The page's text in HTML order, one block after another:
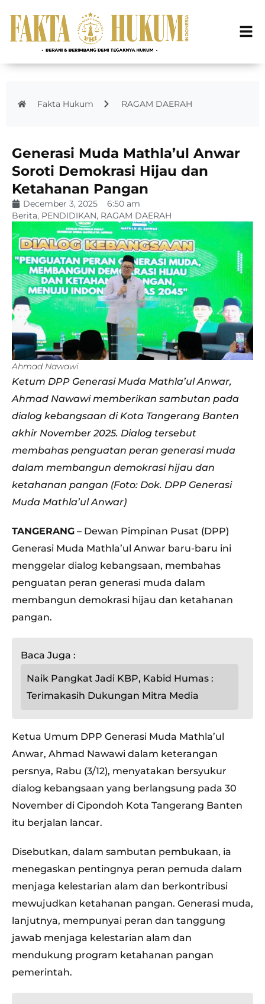
Fakta Hukum RAGAM DAERAH
Generasi Muda Mathla’ul Anwar
Soroti Demokrasi Hijau dan
Ketahanan Pangan
December 3, 2025
6:50 am
Berita, PENDIDIKAN, RAGAM DAERAH
Ahmad Nawawi
Ketum DPP Generasi Muda Mathla’ul Anwar,
Ahmad Nawawi memberikan sambutan pada
dialog kebangsaan di Kota Tangerang Banten
akhir November 2025. Dialog tersebut
membahas penguatan peran generasi muda
dalam membangun demokrasi hijau dan
ketahanan pangan (Foto: Dok. DPP Generasi
Muda Mathla’ul Anwar)
TANGERANG – Dewan Pimpinan Pusat (DPP)
Generasi Muda Mathla’ul Anwar baru-baru ini
menggelar dialog kebangsaan, membahas
penguatan peran generasi muda dalam
membangun demokrasi hijau dan ketahanan
pangan.
Baca Juga :
Naik Pangkat Jadi KBP, Kabid Humas :
Terimakasih Dukungan Mitra Media
Ketua Umum DPP Generasi Muda Mathla’ul
Anwar, Ahmad Nawawi dalam keterangan
persnya, Rabu (3/12), menyatakan bersyukur
dialog kebangsaan yang berlangsung pada 30
November di Cipondoh Kota Tangerang Banten
itu berjalan lancar.
Disebutkan, dalam sambutan pembukaan, ia
menegaskan pentingnya peran pemuda dalam
menjaga kelestarian alam dan berkontribusi
mewujudkan ketahanan pangan. Generasi muda,
lanjutnya, mempunyai peran dan tanggung
jawab menjaga kelestarian alam dan
mendukung program ketahanan pangan
pemerintah.